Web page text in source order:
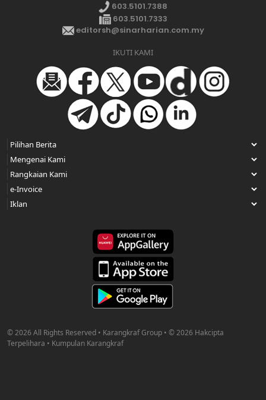
603.5101.7388
603.5101.7333
editorsh@sinarharian.com.my
IKUTI KAMI
© 2026 All Rights Reserved • Karangkraf Group • © 2026 Hakcipta
Terpelihara • Kumpulan Karangkraf